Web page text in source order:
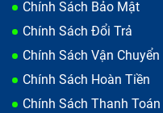
laptop Hp Pavilion
Chính Sách Bảo Mật
Chính Sách Đổi Trả
Chính Sách Vận Chuyển
Chính Sách Hoàn Tiền
Chính Sách Thanh Toán